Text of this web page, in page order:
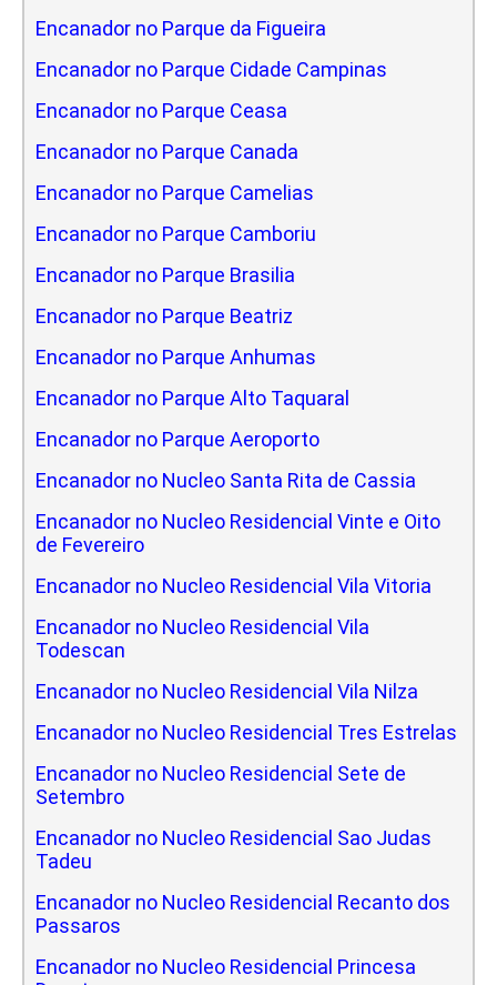
Encanador no Parque da Figueira
Encanador no Parque Cidade Campinas
Encanador no Parque Ceasa
Encanador no Parque Canada
Encanador no Parque Camelias
Encanador no Parque Camboriu
Encanador no Parque Brasilia
Encanador no Parque Beatriz
Encanador no Parque Anhumas
Encanador no Parque Alto Taquaral
Encanador no Parque Aeroporto
Encanador no Nucleo Santa Rita de Cassia
Encanador no Nucleo Residencial Vinte e Oito
de Fevereiro
Encanador no Nucleo Residencial Vila Vitoria
Encanador no Nucleo Residencial Vila
Todescan
Encanador no Nucleo Residencial Vila Nilza
Encanador no Nucleo Residencial Tres Estrelas
Encanador no Nucleo Residencial Sete de
Setembro
Encanador no Nucleo Residencial Sao Judas
Tadeu
Encanador no Nucleo Residencial Recanto dos
Passaros
Encanador no Nucleo Residencial Princesa